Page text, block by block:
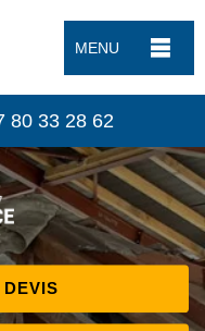
MENU
80 33 28 62